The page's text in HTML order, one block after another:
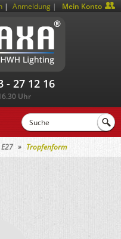
Anmeldung |
Mein Konto
- 27 12 16
Uhr
Tropfenform